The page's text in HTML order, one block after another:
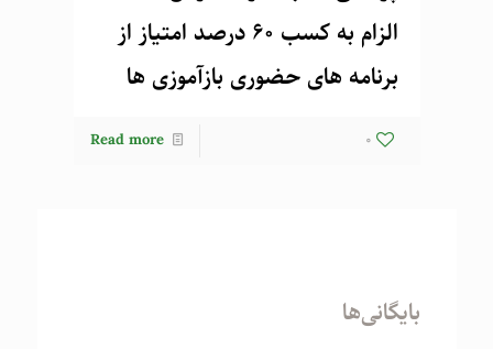
الزام به کسب 60 درصد امتیاز از
برنامه های حضوری بازآموزی ها
0
Read more
بایگانی‌ها